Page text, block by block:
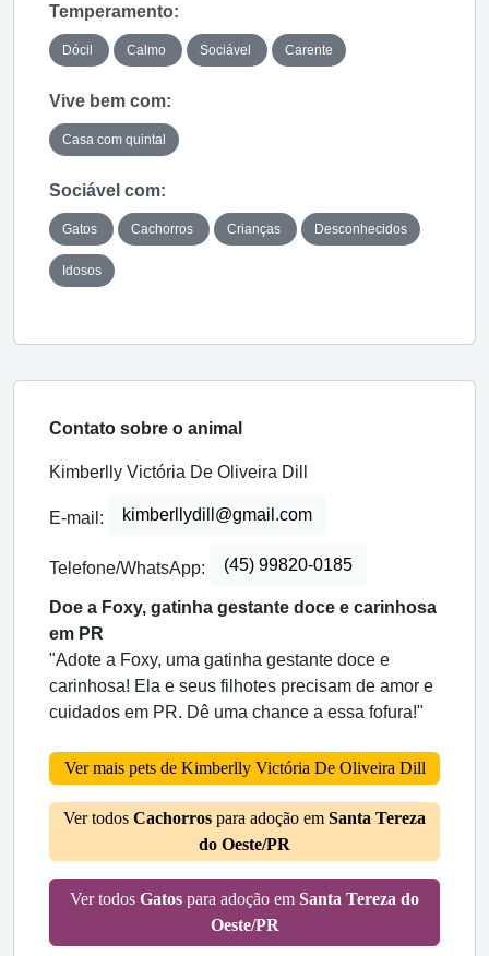
Temperamento:
Dócil Calmo Sociável Carente
Vive bem com:
Casa com quintal
Sociável com:
Gatos Cachorros Crianças Desconhecidos
Idosos
Contato sobre o animal
Kimberlly Victória De Oliveira Dill
E-mail: kimberllydill@gmail.com
Telefone/WhatsApp: (45) 99820-0185
Doe a Foxy, gatinha gestante doce e carinhosa
em PR
"Adote a Foxy, uma gatinha gestante doce e
carinhosa! Ela e seus filhotes precisam de amor e
cuidados em PR. Dê uma chance a essa fofura!"
Ver mais pets de Kimberlly Victória De Oliveira Dill
Ver todos Cachorros para adoção em Santa Tereza
do Oeste/PR
Ver todos Gatos para adoção em Santa Tereza do
Oeste/PR